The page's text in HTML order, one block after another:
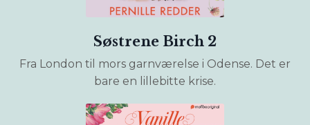
Søstrene Birch 2
Fra London til mors garnværelse i Odense. Det er
bare en lillebitte krise.